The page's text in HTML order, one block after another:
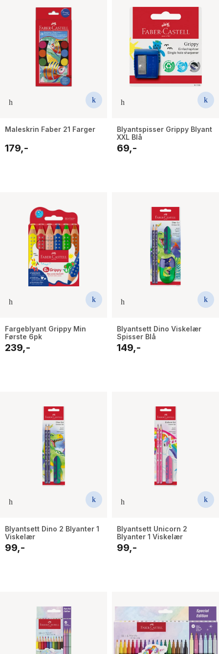
Maleskrin Faber 21 Farger
179,-
Blyantspisser Grippy Blyant
XXL Blå
69,-
Fargeblyant Grippy Min
Første 6pk
239,-
Blyantsett Dino Viskelær
Spisser Blå
149,-
Blyantsett Dino 2 Blyanter 1
Viskelær
99,-
Blyantsett Unicorn 2
Blyanter 1 Viskelær
99,-